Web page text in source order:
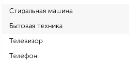
Стиральная машина
Бытовая техника
Телевизор
Телефон